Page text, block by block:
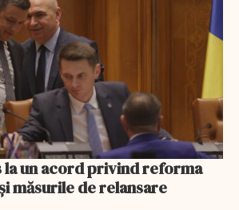
la un acord privind reforma
măsurile de relansare